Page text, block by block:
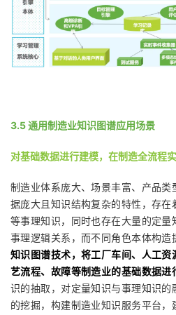
3.5 通用制造业知识图谱应用场景
对基础数据进行建模，在制造全流程
制造业体系庞大、场景丰富、产品
据庞大且知识结构复杂的特性，存
等事理知识，同时也存在大量的定
事理逻辑关系，而不同角色本体构造
知识图谱技术，将工厂车间、人工
艺流程、故障等制造业的基础数据进
识的抽取，对定量知识与事理知识
的挖掘，构建制造业知识服务平台，